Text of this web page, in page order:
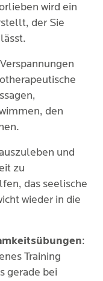
wird ein
der Sie
den
und
zu
das seelische
wieder in die
:
Training
gerade bei